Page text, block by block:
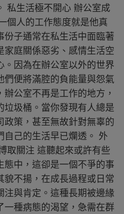
私生活極不開心 辦公室成
個人的工作態度就是他真
份子通常在私生活中面臨著
家庭關係惡劣、感情生活空
。因為在辦公室以外的世界
便將滿腔的負能量與怨氣
公室不再是工作的地方，
垃圾桶。當你發現有人總是
政策，甚至無故針對無辜的
自己的生活早已爛透。 外
取關注 這聽起來或許有些
中，這卻是一個不爭的事
貌不揚，在成長過程或日常
注與肯定。這種長期被邊緣
一種病態的渴望，急需在群